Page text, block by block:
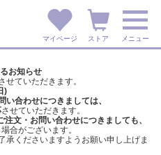
マイページ ストア メニュー
お知らせ
ていただきます。
)
合わせにつきましては、
させていただきます。
注文・ お問い合わせにつきましても、
合がございます。
承くださいますようお願い申し上げま